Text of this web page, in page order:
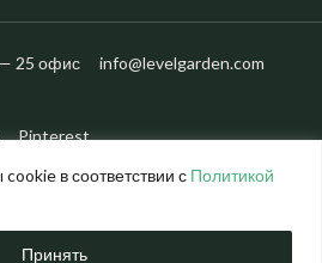
25 офис
info@levelgarden.com
права защищены.
Pinterest
в соответствии с Политикой
Принять